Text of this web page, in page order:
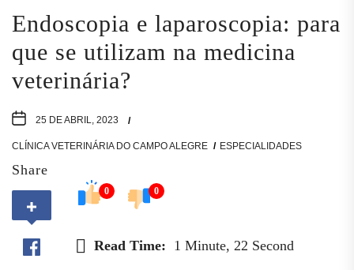
Endoscopia e laparoscopia: para
que se utilizam na medicina
veterinária?
25 DE ABRIL, 2023
CLÍNICA VETERINÁRIA DO CAMPO ALEGRE ESPECIALIDADES
Share
0 0
Read Time: 1 Minute, 22 Second